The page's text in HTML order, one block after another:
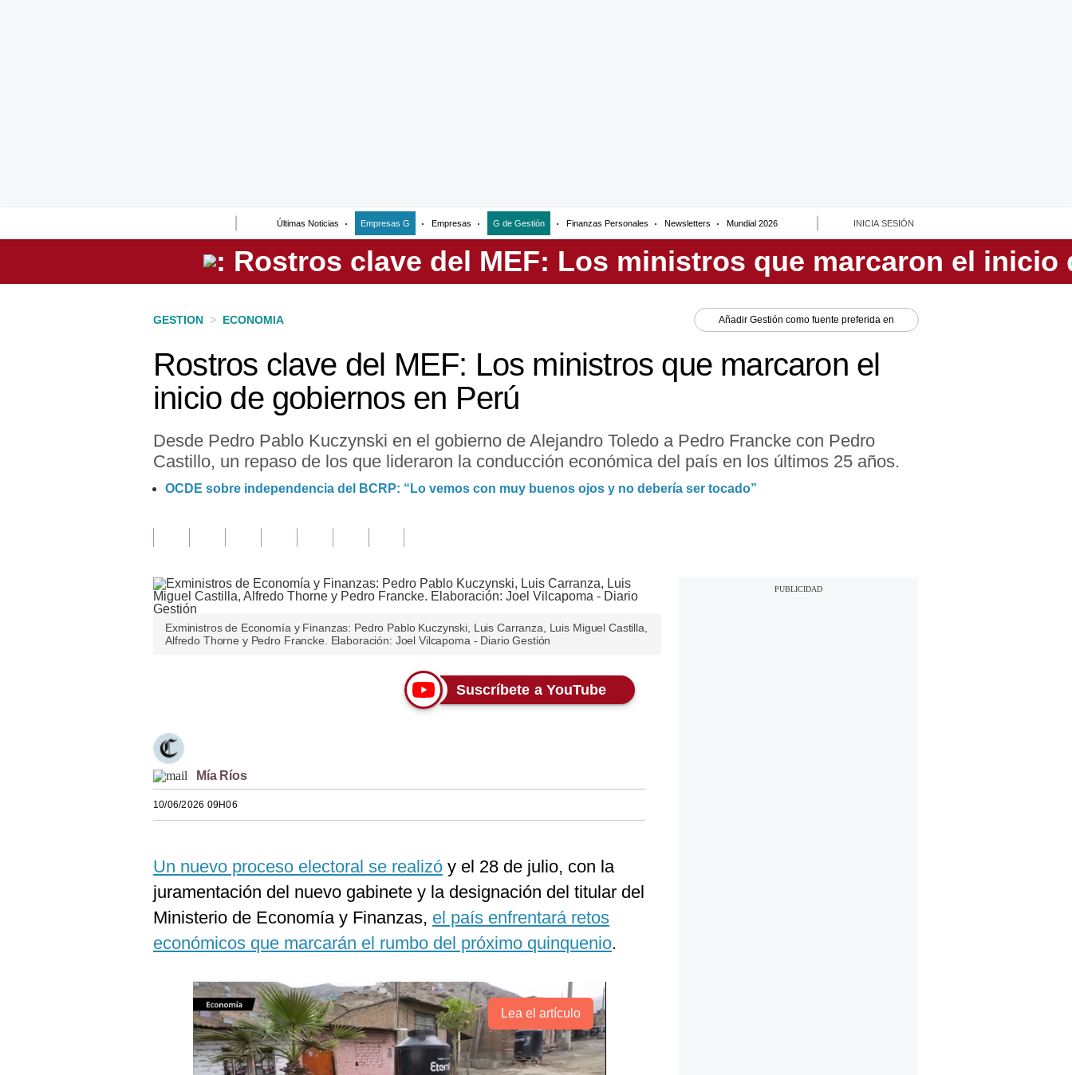
Últimas Noticias Empresas G Empresas G de Gestión Finanzas Personales Newsletters Mundial 2026 INICIA SESIÓN
Perú
GESTION > ECONOMIA Añadir Gestión como fuente preferida en
Rostros clave del MEF: Los ministros que marcaron el
inicio de gobiernos en Perú
Desde Pedro Pablo Kuczynski en el gobierno de Alejandro Toledo a Pedro Francke con Pedro
Castillo, un repaso de los que lideraron la conducción económica del país en los últimos 25 años.
OCDE sobre independencia del BCRP: “Lo vemos con muy buenos ojos y no debería ser tocado”
Exministros de Economía y Finanzas: Pedro Pablo Kuczynski, Luis Carranza, Luis Miguel Castilla,
Alfredo Thorne y Pedro Francke. Elaboración: Joel Vilcapoma - Diario Gestión
Suscríbete a YouTube
Mía Ríos
10/06/2026 09H06
Un nuevo proceso electoral se realizó y el 28 de julio, con la
juramentación del nuevo gabinete y la designación del titular del
Ministerio de Economía y Finanzas, el país enfrentará retos
económicos que marcarán el rumbo del próximo quinquenio.
Lea el artículo